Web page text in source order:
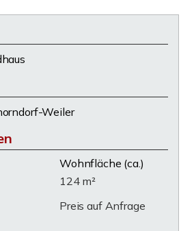
Weiler
Wohnfläche (ca.)
124 m²
Preis auf Anfrage